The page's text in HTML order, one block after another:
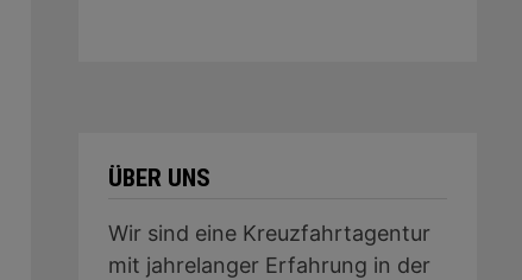
ÜBER UNS
Wir sind eine Kreuzfahrtagentur
mit jahrelanger Erfahrung in der